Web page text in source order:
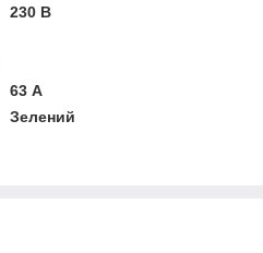
230 В
63 А
Зелений